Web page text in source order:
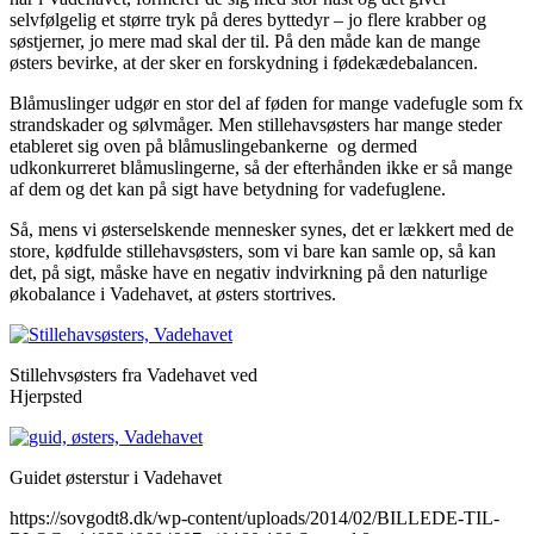
selvfølgelig et større tryk på deres byttedyr – jo flere krabber og
søstjerner, jo mere mad skal der til. På den måde kan de mange
østers bevirke, at der sker en forskydning i fødekædebalancen.
Blåmuslinger udgør en stor del af føden for mange vadefugle som fx
strandskader og sølvmåger. Men stillehavsøsters har mange steder
etableret sig oven på blåmuslingebankerne og dermed
udkonkurreret blåmuslingerne, så der efterhånden ikke er så mange
af dem og det kan på sigt have betydning for vadefuglene.
Så, mens vi østerselskende mennesker synes, det er lækkert med de
store, kødfulde stillehavsøsters, som vi bare kan samle op, så kan
det, på sigt, måske have en negativ indvirkning på den naturlige
økobalance i Vadehavet, at østers stortrives.
Stillehvsøsters fra Vadehavet ved
Hjerpsted
Guidet østerstur i Vadehavet
https://sovgodt8.dk/wp-content/uploads/2014/02/BILLEDE-TIL-